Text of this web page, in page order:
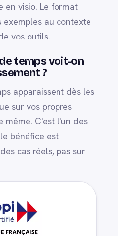
en visio. Le format
au contexte
vos outils.
temps voit-on
?
apparaissent dès les
sur vos propres
même. C'est l'un des
bénéfice est
cas réels, pas sur